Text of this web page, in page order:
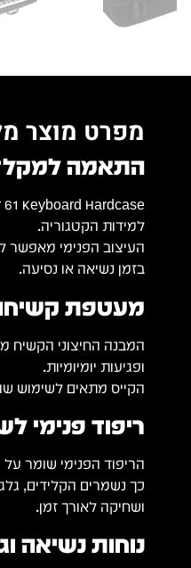
מפרט מוצר
התאמה למקלדות
למידות הקטגוריה.
העיצוב הפנימי מאפשר
בזמן נשיאה או נסיעה.
מעטפת קשיחה
המבנה החיצוני הקשיח
ופגיעות יומיומיות.
הקייס מתאים לשימוש
ריפוד פנימי
הריפוד הפנימי שומר
כך נשמרים הקלידים,
ושחיקה לאורך זמן.
נוחות נשיאה